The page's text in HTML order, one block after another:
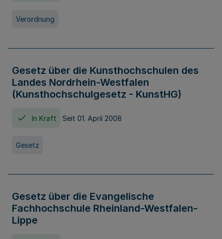
Verordnung
Gesetz über die Kunsthochschulen des
Landes Nordrhein-Westfalen
(Kunsthochschulgesetz - KunstHG)
In Kraft Seit 01. April 2008
Gesetz
Gesetz über die Evangelische
Fachhochschule Rheinland-Westfalen-
Lippe